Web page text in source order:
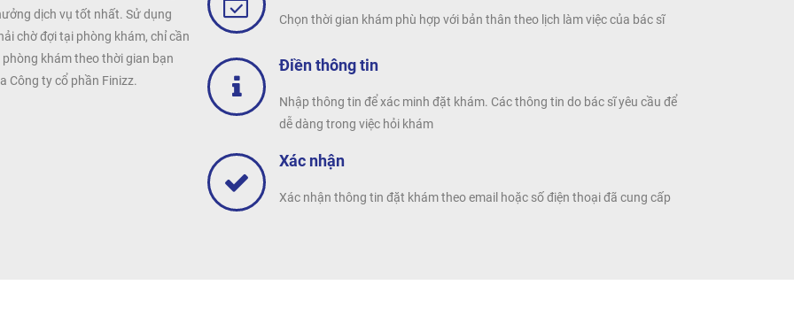
dịch vụ tốt nhất. Sử dụng
chờ đợi tại phòng khám, chỉ cần
khám theo thời gian bạn
Công ty cổ phần Finizz.
Chọn thời gian khám phù hợp với bản thân theo lịch làm việc của bác sĩ
Điền thông tin
Nhập thông tin để xác minh đặt khám. Các thông tin do bác sĩ yêu cầu để
dễ dàng trong việc hỏi khám
Xác nhận
Xác nhận thông tin đặt khám theo email hoặc số điện thoại đã cung cấp